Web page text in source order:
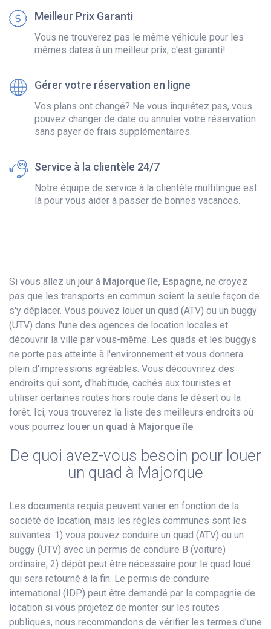
Meilleur Prix Garanti
Vous ne trouverez pas le même véhicule pour les
mêmes dates à un meilleur prix, c'est garanti!
Gérer votre réservation en ligne
Vos plans ont changé? Ne vous inquiétez pas, vous
pouvez changer de date ou annuler votre réservation
sans payer de frais supplémentaires.
Service à la clientèle 24/7
Notre équipe de service à la clientèle multilingue est
là pour vous aider à passer de bonnes vacances.
Si vous allez un jour à Majorque île, Espagne, ne croyez
pas que les transports en commun soient la seule façon de
s'y déplacer. Vous pouvez louer un quad (ATV) ou un buggy
(UTV) dans l'une des agences de location locales et
découvrir la ville par vous-même. Les quads et les buggys
ne porte pas atteinte à l'environnement et vous donnera
plein d'impressions agréables. Vous découvrirez des
endroits qui sont, d'habitude, cachés aux touristes et
utiliser certaines routes hors route dans le désert ou la
forêt. Ici, vous trouverez la liste des meilleurs endroits où
vous pourrez louer un quad à Majorque île.
De quoi avez-vous besoin pour louer
un quad à Majorque
Les documents requis peuvent varier en fonction de la
société de location, mais les règles communes sont les
suivantes: 1) vous pouvez conduire un quad (ATV) ou un
buggy (UTV) avec un permis de conduire B (voiture)
ordinaire; 2) dépôt peut être nécessaire pour le quad loué
qui sera retourné à la fin. Le permis de conduire
international (IDP) peut être demandé par la compagnie de
location si vous projetez de monter sur les routes
publiques, nous recommandons de vérifier les termes d'une